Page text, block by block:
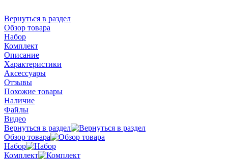
Вернуться в раздел
Обзор товара
Набор
Комплект
Описание
Характеристики
Аксессуары
Отзывы
Похожие товары
Наличие
Файлы
Видео
Вернуться в раздел
Обзор товара
Набор
Комплект